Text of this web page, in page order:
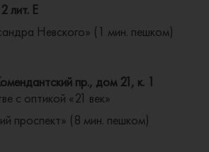
лит. Е
Невского» (1 мин. пешком)
пр., дом 21, к. 1
с оптикой «21 век»
проспект» (8 мин. пешком)